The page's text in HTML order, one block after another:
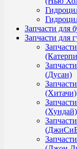
Запчасти для
Запчасти для
(Дусан)
(Хитачи)
(Хундай)